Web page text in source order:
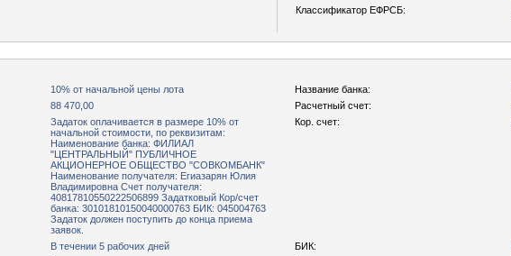
Классификатор ЕФРСБ:
10% от начальной цены лота Название банка:
88 470,00 Расчетный счет:
Задаток оплачивается в размере 10% от
начальной стоимости, по реквизитам:
Наименование банка: ФИЛИАЛ
"ЦЕНТРАЛЬНЫЙ" ПУБЛИЧНОЕ
АКЦИОНЕРНОЕ ОБЩЕСТВО "СОВКОМБАНК"
Наименование получателя: Егиазарян Юлия
Владимировна Счет получателя:
40817810550222506899 Задатковый Кор/счет
банка: 30101810150040000763 БИК: 045004763
Задаток должен поступить до конца приема
заявок.
Кор. счет:
В течении 5 рабочих дней БИК: